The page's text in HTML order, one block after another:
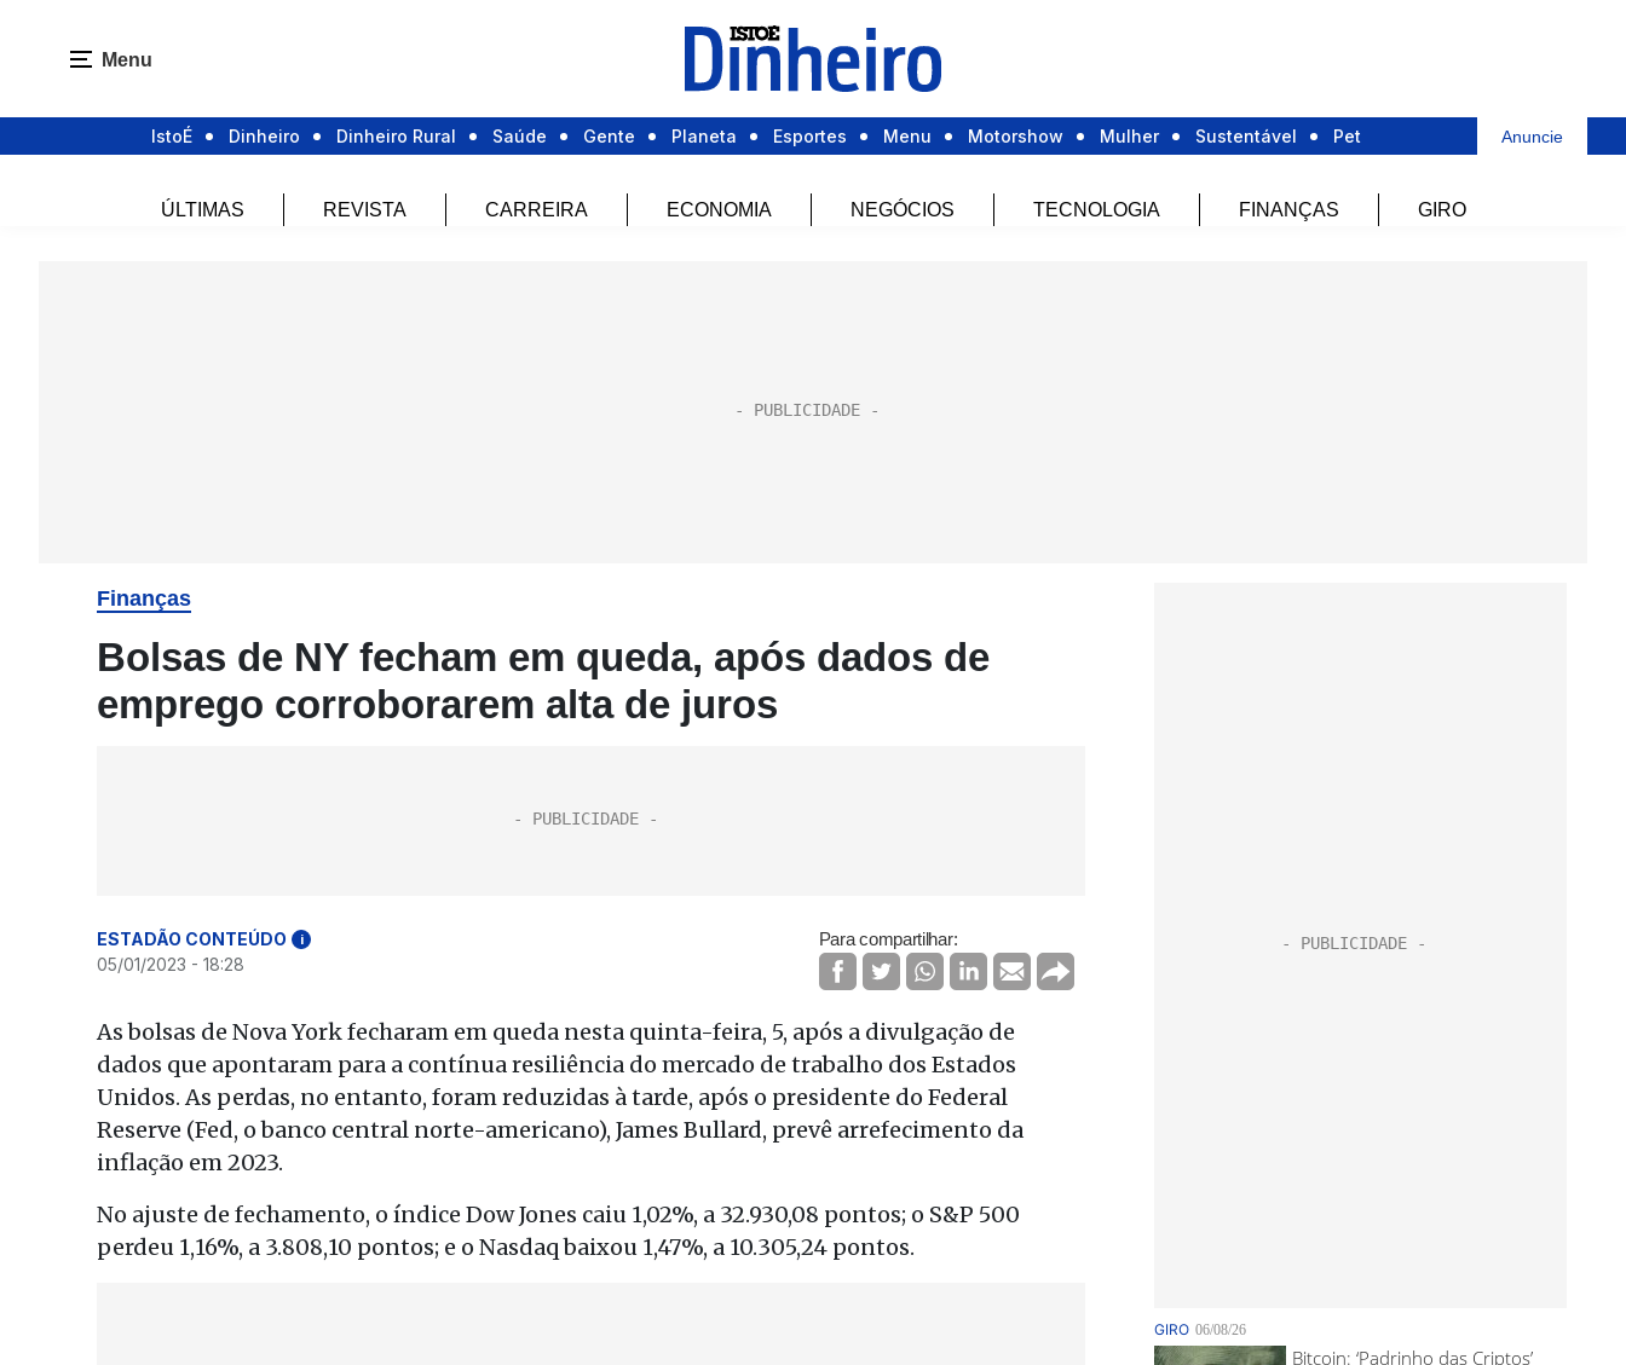
Menu
IstoÉ Dinheiro Dinheiro Rural Saúde Gente Planeta Esportes Menu Motorshow Mulher Sustentável Pet Anuncie
ÚLTIMAS REVISTA CARREIRA ECONOMIA NEGÓCIOS TECNOLOGIA FINANÇAS GIRO
Finanças
Bolsas de NY fecham em queda, após dados de
emprego corroborarem alta de juros
ESTADÃO CONTEÚDO i
05/01/2023 - 18:28
Para compartilhar:
As bolsas de Nova York fecharam em queda nesta quinta-feira, 5, após a divulgação de
dados que apontaram para a contínua resiliência do mercado de trabalho dos Estados
Unidos. As perdas, no entanto, foram reduzidas à tarde, após o presidente do Federal
Reserve (Fed, o banco central norte-americano), James Bullard, prevê arrefecimento da
inflação em 2023.
No ajuste de fechamento, o índice Dow Jones caiu 1,02%, a 32.930,08 pontos; o S&P 500
perdeu 1,16%, a 3.808,10 pontos; e o Nasdaq baixou 1,47%, a 10.305,24 pontos.